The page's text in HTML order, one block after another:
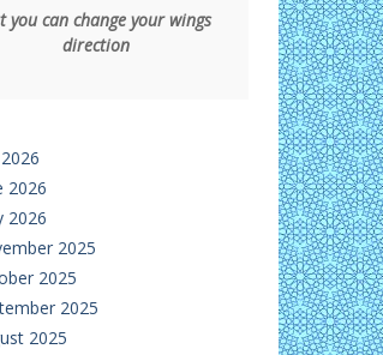
you can change your wings
direction
2026
2026
2025
2025
2025
2025